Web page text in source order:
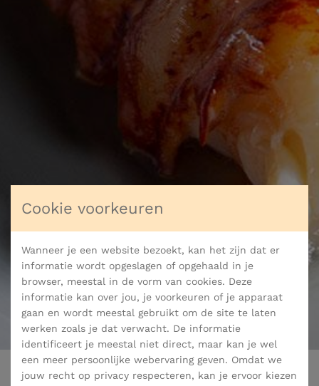
Cookie voorkeuren
Wanneer je een website bezoekt, kan het zijn dat er
informatie wordt opgeslagen of opgehaald in je
browser, meestal in de vorm van cookies. Deze
informatie kan over jou, je voorkeuren of je apparaat
gaan en wordt meestal gebruikt om de site te laten
werken zoals je dat verwacht. De informatie
identificeert je meestal niet direct, maar kan je wel
een meer persoonlijke webervaring geven. Omdat we
jouw recht op privacy respecteren, kan je ervoor kiezen